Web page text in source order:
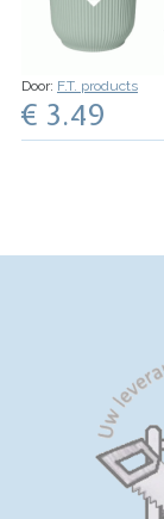
Door: F.T. products
€ 3.49